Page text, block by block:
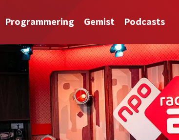
Programmering Gemist Podcasts